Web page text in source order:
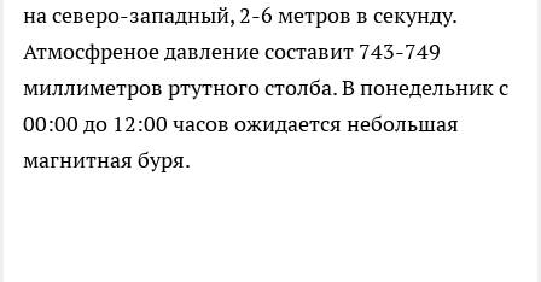
на северо-западный, 2-6 метров в секунду.
Атмосфреное давление составит 743-749
миллиметров ртутного столба. В понедельник с
00:00 до 12:00 часов ожидается небольшая
магнитная буря.